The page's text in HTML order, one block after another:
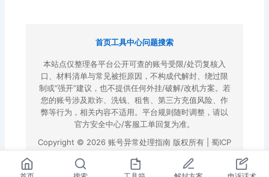
首页工具中心问题搜索
本站点仅整理各平台公开可查的账号受限/处罚复核入
口、材料清单与常见被拒原因，不构成代解封、绕过限
制或“强开”建议，也不提供任何外挂/破解/改机方案。若
您的账号涉及欺诈、洗钱、租售、第三方充值风险、作
弊等行为，相关内容不适用。平台规则随时调整，请以
官方安全中心/客服工单回复为准。
Copyright © 2026 账号异常处理指南 版权所有 | 蜀ICP